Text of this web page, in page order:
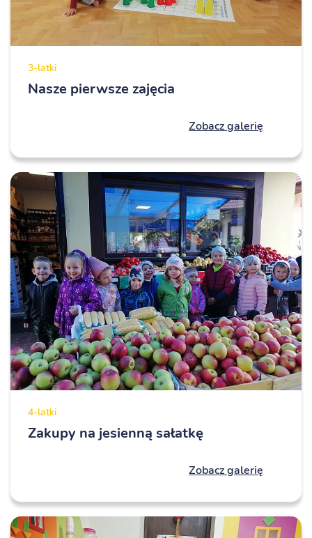
3-latki
Nasze pierwsze zajęcia
Zobacz galerię
4-latki
Zakupy na jesienną sałatkę
Zobacz galerię